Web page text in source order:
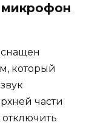
микрофон
который
части